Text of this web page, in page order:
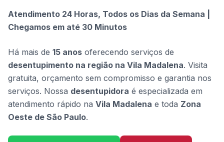
Atendimento 24 Horas, Todos os Dias da Semana |
Chegamos em até 30 Minutos
Há mais de 15 anos oferecendo serviços de
desentupimento na região na Vila Madalena. Visita
gratuita, orçamento sem compromisso e garantia nos
serviços. Nossa desentupidora é especializada em
atendimento rápido na Vila Madalena e toda Zona
Oeste de São Paulo.